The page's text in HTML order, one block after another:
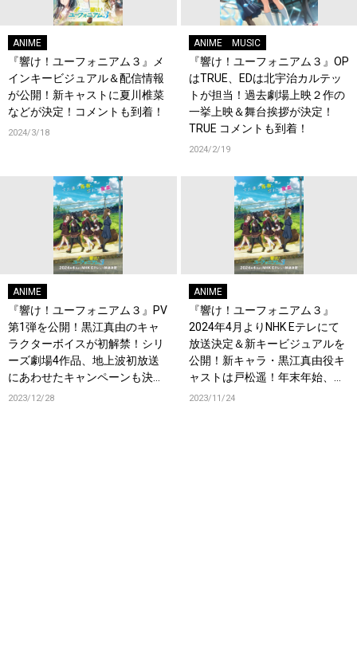
ANIME
『響け！ユーフォニアム３』メ
インキービジュアル＆配信情報
が公開！新キャストに夏川椎菜
などが決定！コメントも到着！
2024/3/18
ANIME MUSIC
『響け！ユーフォニアム３』OP
はTRUE、EDは北宇治カルテッ
トが担当！過去劇場上映２作の
一挙上映＆舞台挨拶が決定！
TRUE コメントも到着！
2024/2/19
ANIME
『響け！ユーフォニアム３』PV
第1弾を公開！黒江真由のキャ
ラクターボイスが初解禁！シリ
ーズ劇場4作品、地上波初放送
にあわせたキャンペーンも決
定！
2023/12/28
ANIME
『響け！ユーフォニアム３』
2024年4月よりNHK Eテレにて
放送決定＆新キービジュアルを
公開！新キャラ・黒江真由役キ
ャストは戸松遥！年末年始、劇
場4作品の地上波初放送が決
2023/11/24